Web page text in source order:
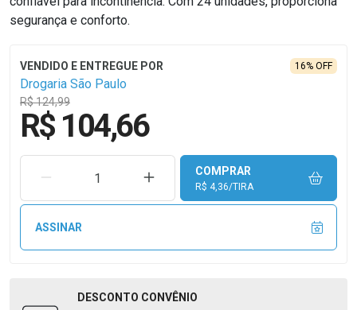
segurança e conforto.
Drogaria São Paulo
R$ 124,99
16% OFF
R$ 104,66
REMOVER UMA UNIDADEAUMENTAR UMA UNIDADE
COMPRAR
R$ 4,36/TIRA
ASSINAR
DESCONTO CONVÊNIO